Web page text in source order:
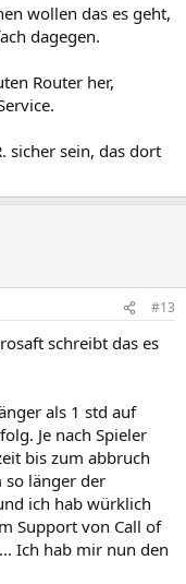
wollen das es geht,
dagegen.
Router her,
sicher sein, das dort
#13
schreibt das es
als 1 std auf
Je nach Spieler
bis zum abbruch
so länger der
ich hab würklich
Support von Call of
Ich hab mir nun den